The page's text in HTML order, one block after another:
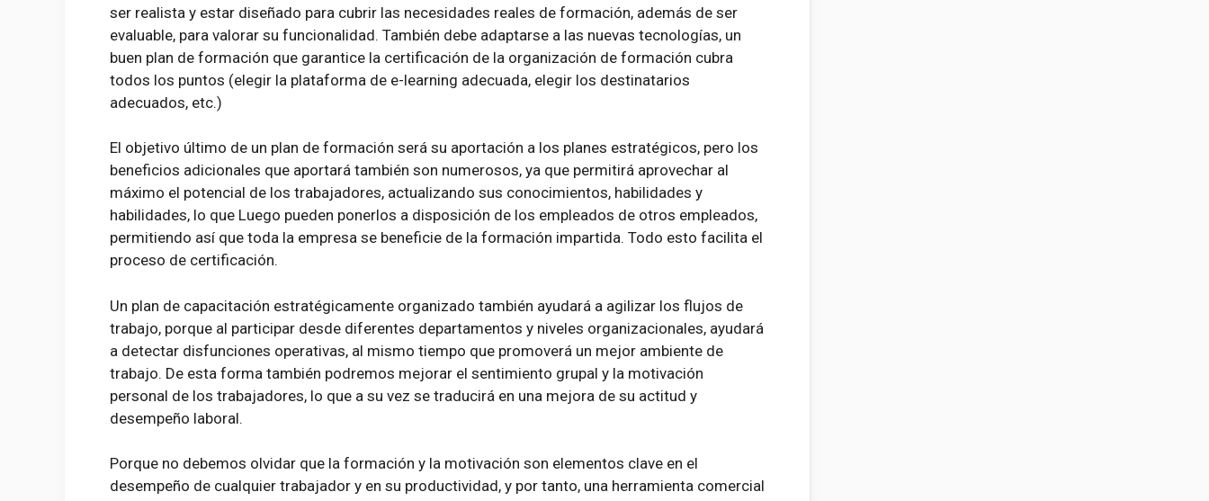
ser realista y estar diseñado para cubrir las necesidades reales de formación, además de ser
evaluable, para valorar su funcionalidad. También debe adaptarse a las nuevas tecnologías, un
buen plan de formación que garantice la certificación de la organización de formación cubra
todos los puntos (elegir la plataforma de e-learning adecuada, elegir los destinatarios
adecuados, etc.)
El objetivo último de un plan de formación será su aportación a los planes estratégicos, pero los
beneficios adicionales que aportará también son numerosos, ya que permitirá aprovechar al
máximo el potencial de los trabajadores, actualizando sus conocimientos, habilidades y
habilidades, lo que Luego pueden ponerlos a disposición de los empleados de otros empleados,
permitiendo así que toda la empresa se beneficie de la formación impartida. Todo esto facilita el
proceso de certificación.
Un plan de capacitación estratégicamente organizado también ayudará a agilizar los flujos de
trabajo, porque al participar desde diferentes departamentos y niveles organizacionales, ayudará
a detectar disfunciones operativas, al mismo tiempo que promoverá un mejor ambiente de
trabajo. De esta forma también podremos mejorar el sentimiento grupal y la motivación
personal de los trabajadores, lo que a su vez se traducirá en una mejora de su actitud y
desempeño laboral.
Porque no debemos olvidar que la formación y la motivación son elementos clave en el
desempeño de cualquier trabajador y en su productividad, y por tanto, una herramienta comercial